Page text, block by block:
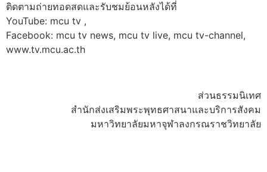
ติดตามถ่ายทอดสดและรับชมย้อนหลังได้ที่
YouTube: mcu tv ,
Facebook: mcu tv news, mcu tv live, mcu tv-channel,
www.tv.mcu.ac.th
ส่วนธรรมนิเทศ
สำนักส่งเสริมพระพุทธศาสนาและบริการสังคม
มหาวิทยาลัยมหาจุฬาลงกรณราชวิทยาลัย